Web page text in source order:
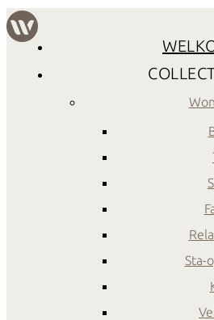
Sta-